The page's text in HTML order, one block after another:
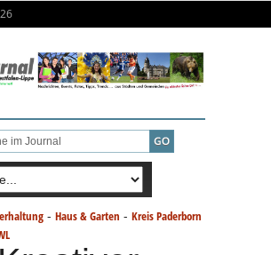
- Haus & Garten - Kreis Paderborn